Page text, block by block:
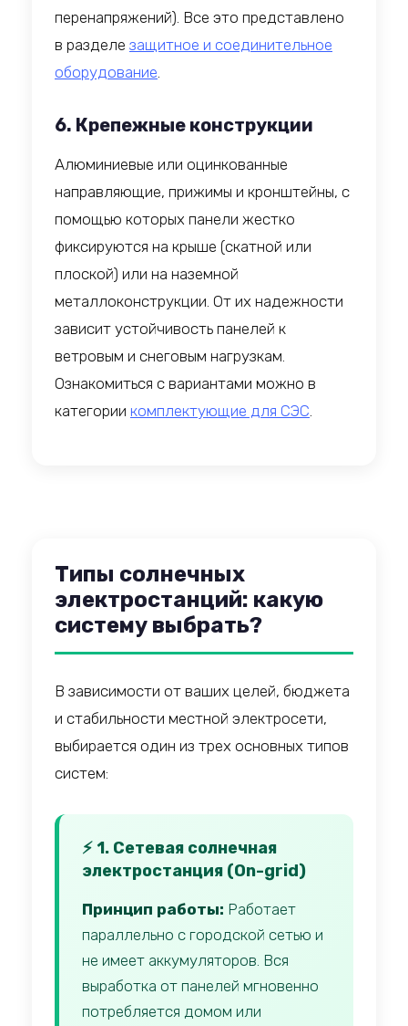
перенапряжений). Все это представлено
в разделе защитное и соединительное
оборудование
6. Крепежные конструкции
Алюминиевые или оцинкованные
направляющие, прижимы и кронштейны, с
помощью которых панели жестко
фиксируются на крыше (скатной или
плоской) или на наземной
металлоконструкции. От их надежности
зависит устойчивость панелей к
ветровым и снеговым нагрузкам.
Ознакомиться с вариантами можно в
категории комплектующие для СЭС
Типы солнечных
электростанций: какую
систему выбрать?
В зависимости от ваших целей, бюджета
и стабильности местной электросети,
выбирается один из трех основных типов
систем:
⚡ 1. Сетевая солнечная
электростанция (On-grid)
Принцип работы: Работает
параллельно с городской сетью и
не имеет аккумуляторов. Вся
выработка от панелей мгновенно
потребляется домом или